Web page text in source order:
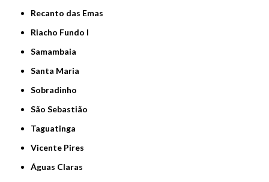
Recanto das Emas
Riacho Fundo I
Samambaia
Santa Maria
Sobradinho
São Sebastião
Taguatinga
Vicente Pires
Águas Claras